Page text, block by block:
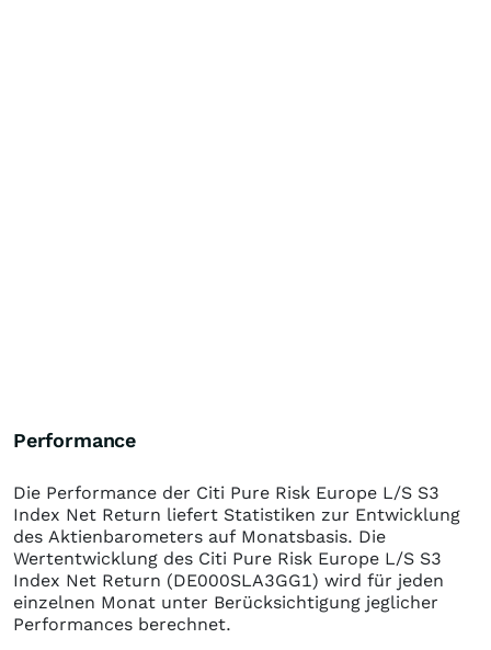
Performance
Die Performance der Citi Pure Risk Europe L/S S3
Index Net Return liefert Statistiken zur Entwicklung
des Aktienbarometers auf Monatsbasis. Die
Wertentwicklung des Citi Pure Risk Europe L/S S3
Index Net Return (DE000SLA3GG1) wird für jeden
einzelnen Monat unter Berücksichtigung jeglicher
Performances berechnet.